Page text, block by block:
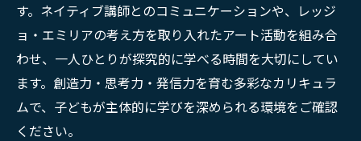
す。ネイティブ講師とのコミュニケーションや、レッジ
ョ・エミリアの考え方を取り入れたアート活動を組み合
わせ、一人ひとりが探究的に学べる時間を大切にしてい
ます。創造力・思考力・発信力を育む多彩なカリキュラ
ムで、子どもが主体的に学びを深められる環境をご確認
ください。